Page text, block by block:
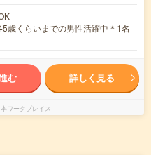
歳くらいまでの男性活躍中＊1名
む 詳しく見る
ワークプレイス